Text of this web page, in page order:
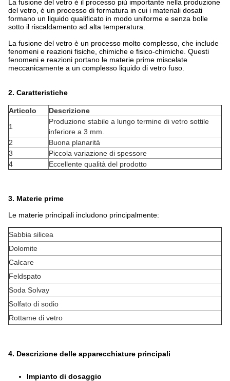
La fusione del vetro è il processo più importante nella produzione
del vetro, è un processo di formatura in cui i materiali dosati
formano un liquido qualificato in modo uniforme e senza bolle
sotto il riscaldamento ad alta temperatura.
La fusione del vetro è un processo molto complesso, che include
fenomeni e reazioni fisiche, chimiche e fisico-chimiche. Questi
fenomeni e reazioni portano le materie prime miscelate
meccanicamente a un complesso liquido di vetro fuso.
2. Caratteristiche
Articolo
Descrizione
1
Produzione stabile a lungo termine di vetro sottile
inferiore a 3 mm.
2
Buona planarità
3
Piccola variazione di spessore
4
Eccellente qualità del prodotto
3. Materie prime
Le materie principali includono principalmente:
Sabbia silicea
Dolomite
Calcare
Feldspato
Soda Solvay
Solfato di sodio
Rottame di vetro
4. Descrizione delle apparecchiature principali
Impianto di dosaggio